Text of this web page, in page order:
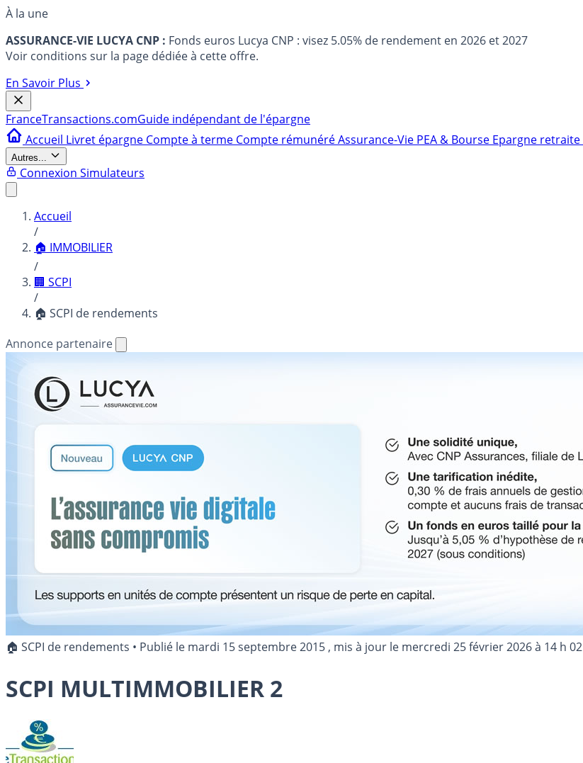
À la une
ASSURANCE-VIE LUCYA CNP : Fonds euros Lucya CNP : visez 5.05% de rendement en 2026 et 2027
Voir conditions sur la page dédiée à cette offre.
En Savoir Plus
FranceTransactions.comGuide indépendant de l'épargne
Accueil Livret épargne Compte à terme Compte rémunéréAssurance-Vie PEA & Bourse Epargne retraite
Autres...
Connexion Simulateurs
Accueil
/
🏠 IMMOBILIER
/
🏢 SCPI
/
🏠 SCPI de rendements
Annonce partenaire
🏠 SCPI de rendements • Publié le mardi 15 septembre 2015 , mis à jour le mercredi 25 février 2026 à 14 h 02
SCPI MULTIMMOBILIER 2